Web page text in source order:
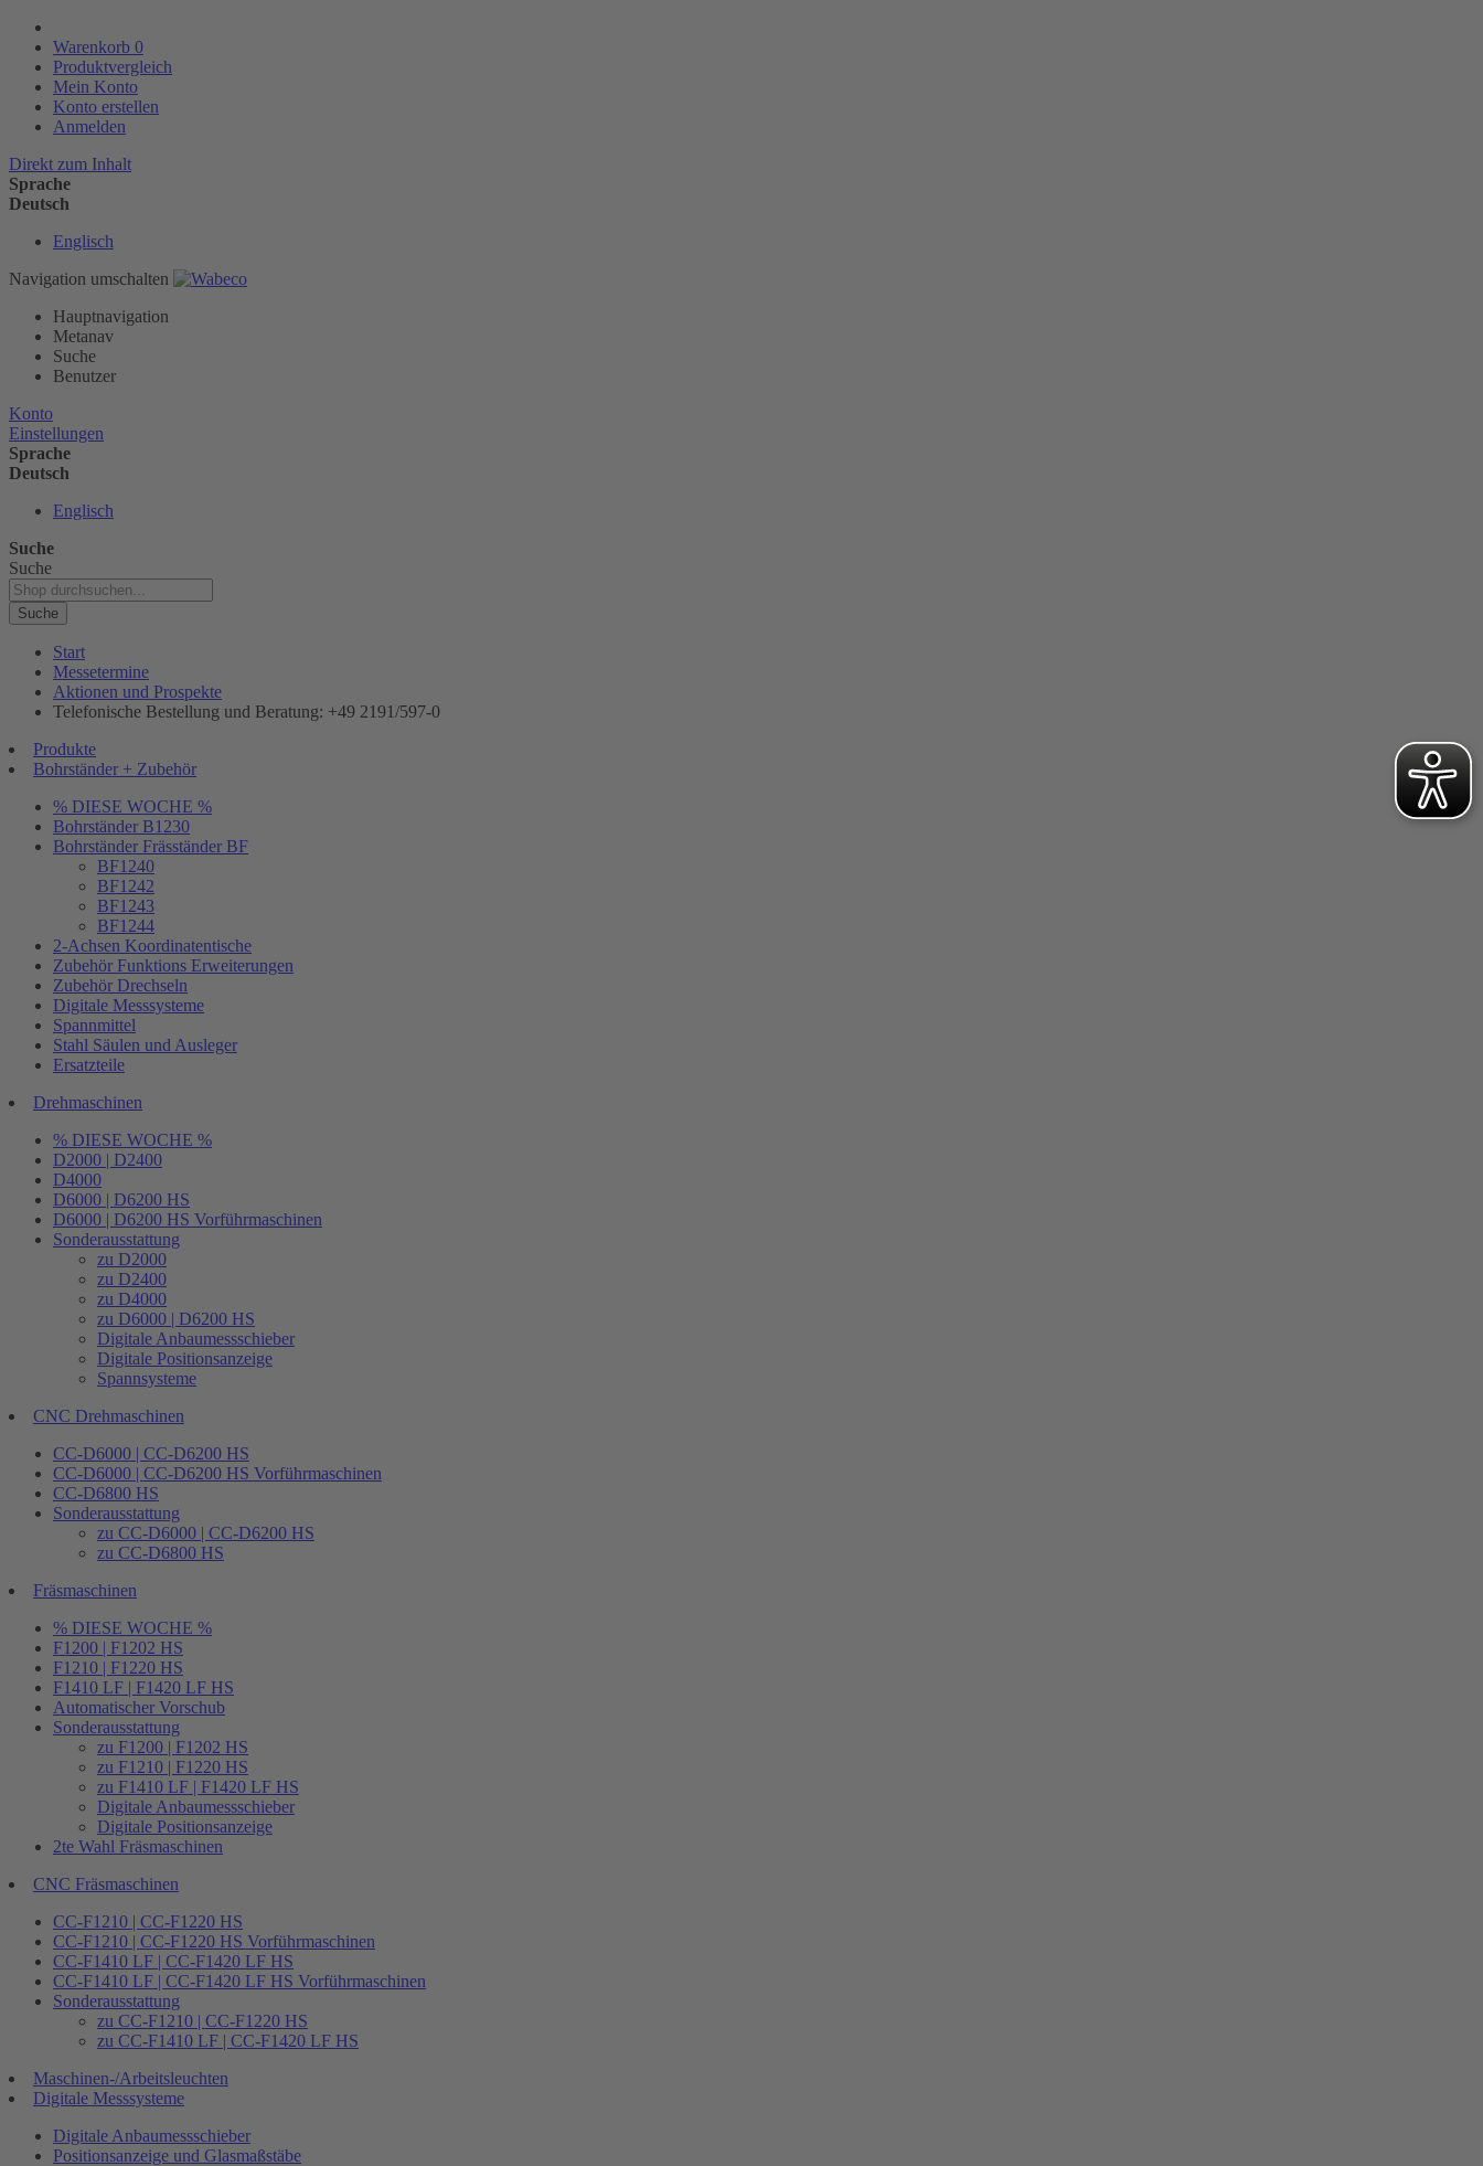
Warenkorb 0
Produktvergleich
Mein Konto
Konto erstellen
Anmelden
Direkt zum Inhalt
Sprache
Deutsch
Englisch
Navigation umschalten
Hauptnavigation
Metanav
Suche
Benutzer
Konto
Einstellungen
Sprache
Deutsch
Englisch
Suche
Suche
Suche
Start
Messetermine
Aktionen und Prospekte
Telefonische Bestellung und Beratung: +49 2191/597-0
Produkte
Bohrständer + Zubehör
% DIESE WOCHE %
Bohrständer B1230
Bohrständer Fräsständer BF
BF1240
BF1242
BF1243
BF1244
2-Achsen Koordinatentische
Zubehör Funktions Erweiterungen
Zubehör Drechseln
Digitale Messsysteme
Spannmittel
Stahl Säulen und Ausleger
Ersatzteile
Drehmaschinen
% DIESE WOCHE %
D2000 | D2400
D4000
D6000 | D6200 HS
D6000 | D6200 HS Vorführmaschinen
Sonderausstattung
zu D2000
zu D2400
zu D4000
zu D6000 | D6200 HS
Digitale Anbaumessschieber
Digitale Positionsanzeige
Spannsysteme
CNC Drehmaschinen
CC-D6000 | CC-D6200 HS
CC-D6000 | CC-D6200 HS Vorführmaschinen
CC-D6800 HS
Sonderausstattung
zu CC-D6000 | CC-D6200 HS
zu CC-D6800 HS
Fräsmaschinen
% DIESE WOCHE %
F1200 | F1202 HS
F1210 | F1220 HS
F1410 LF | F1420 LF HS
Automatischer Vorschub
Sonderausstattung
zu F1200 | F1202 HS
zu F1210 | F1220 HS
zu F1410 LF | F1420 LF HS
Digitale Anbaumessschieber
Digitale Positionsanzeige
2te Wahl Fräsmaschinen
CNC Fräsmaschinen
CC-F1210 | CC-F1220 HS
CC-F1210 | CC-F1220 HS Vorführmaschinen
CC-F1410 LF | CC-F1420 LF HS
CC-F1410 LF | CC-F1420 LF HS Vorführmaschinen
Sonderausstattung
zu CC-F1210 | CC-F1220 HS
zu CC-F1410 LF | CC-F1420 LF HS
Maschinen-/Arbeitsleuchten
Digitale Messsysteme
Digitale Anbaumessschieber
Positionsanzeige und Glasmaßstäbe